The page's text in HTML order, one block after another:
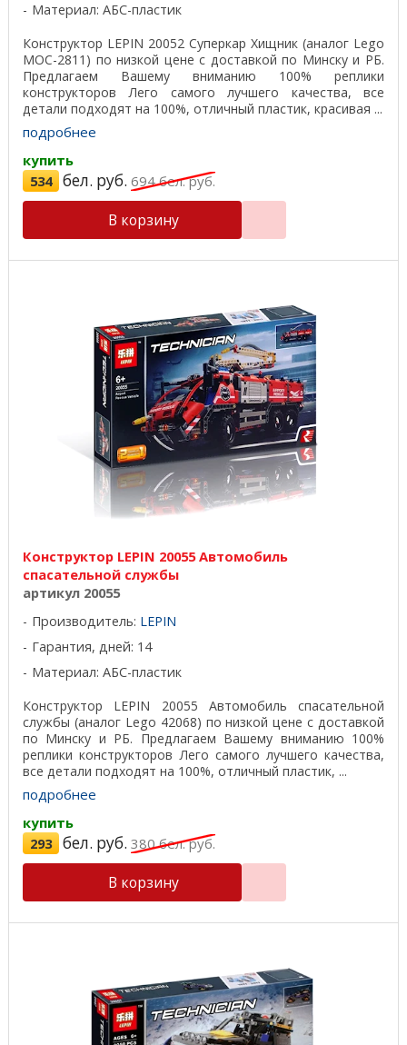
Материал: АБС-пластик
Конструктор LEPIN 20052 Суперкар Хищник (аналог Lego
MOC-2811) по низкой цене с доставкой по Минску и РБ.
Предлагаем Вашему вниманию 100% реплики
конструкторов Лего самого лучшего качества, все
детали подходят на 100%, отличный пластик, красивая ...
подробнее
купить
534 бел. руб. 694бел. руб.
В корзину
Конструктор LEPIN 20055 Автомобиль
спасательной службы
артикул 20055
Производитель: LEPIN
Гарантия, дней: 14
Материал: АБС-пластик
Конструктор LEPIN 20055 Автомобиль спасательной
службы (аналог Lego 42068) по низкой цене с доставкой
по Минску и РБ. Предлагаем Вашему вниманию 100%
реплики конструкторов Лего самого лучшего качества,
все детали подходят на 100%, отличный пластик, ...
подробнее
купить
293 бел. руб. 380бел. руб.
В корзину